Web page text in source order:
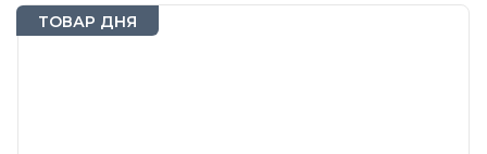
ТОВАР ДНЯ